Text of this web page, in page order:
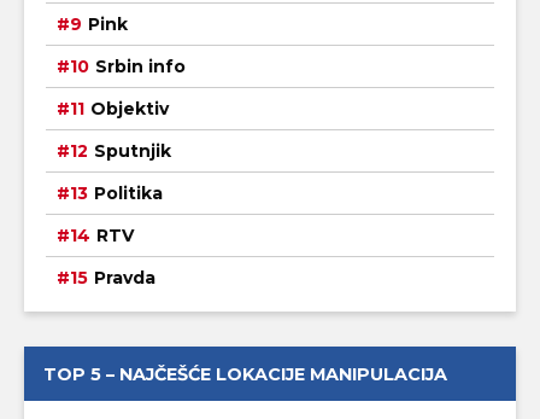
Pink
Srbin info
Objektiv
Sputnjik
Politika
RTV
Pravda
TOP 5 – NAJČEŠĆE LOKACIJE MANIPULACIJA